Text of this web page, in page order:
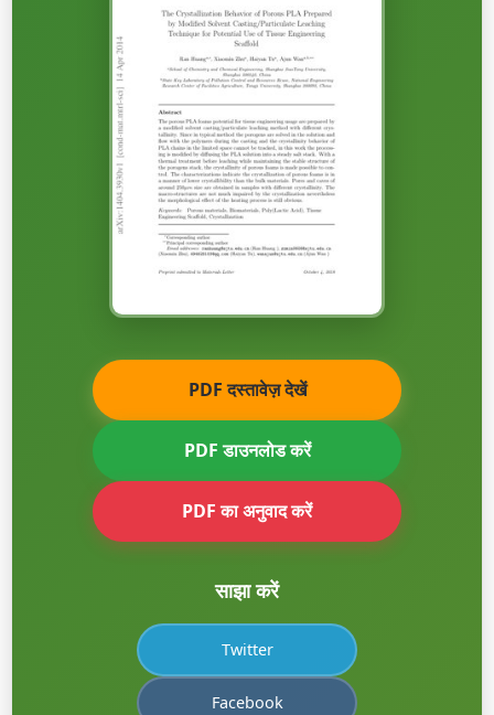
PDF दस्तावेज़ देखें
PDF डाउनलोड करें
PDF का अनुवाद करें
साझा करें
Twitter
Facebook